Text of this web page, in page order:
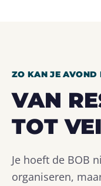
ZO KAN JE AVOND
VAN
TOT
Je hoeft de BOB
organiseren,